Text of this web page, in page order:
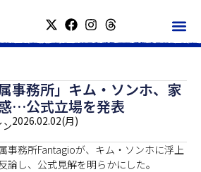
事務所」キム・ソンホ、家
…公式立場を発表
ン2026.02.02(月)
事務所Fantagioが、キム・ソンホに浮上
論し、公式見解を明らかにした。